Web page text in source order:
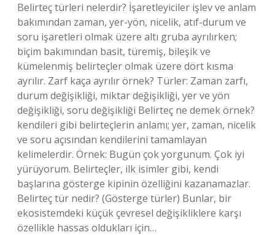
Belirteç türleri nelerdir? İşaretleyiciler işlev ve anlam
bakımından zaman, yer-yön, nicelik, atıf-durum ve
soru işaretleri olmak üzere altı gruba ayrılırken;
biçim bakımından basit, türemiş, bileşik ve
kümelenmiş belirteçler olmak üzere dört kısma
ayrılır. Zarf kaça ayrılır örnek? Türler: Zaman zarfı,
durum değişikliği, miktar değişikliği, yer ve yön
değişikliği, soru değişikliği Belirteç ne demek örnek?
kendileri gibi belirteçlerin anlamı; yer, zaman, nicelik
ve soru açısından kendilerini tamamlayan
kelimelerdir. Örnek: Bugün çok yorgunum. Çok iyi
yürüyorum. Belirteçler, ilk isimler gibi, kendi
başlarına gösterge kipinin özelliğini kazanamazlar.
Belirteç tür nedir? (Gösterge türler) Bunlar, bir
ekosistemdeki küçük çevresel değişikliklere karşı
özellikle hassas oldukları için…